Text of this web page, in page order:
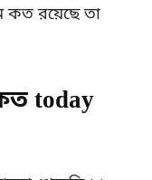
রয়েছে তা
today